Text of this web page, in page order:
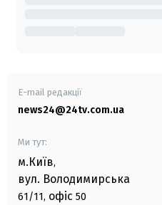
E-mail редакції
news24@24tv.com.ua
Ми тут:
м.Київ,
вул. Володимирська
61/11, офіс 50